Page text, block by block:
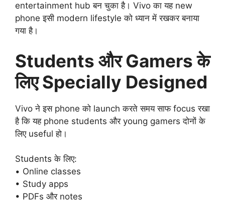
entertainment hub बन चुका है। Vivo का यह new
phone इसी modern lifestyle को ध्यान में रखकर बनाया
गया है।
Students और Gamers के
लिए Specially Designed
Vivo ने इस phone को launch करते समय साफ focus रखा
है कि यह phone students और young gamers दोनों के
लिए useful हो।
Students के लिए:
• Online classes
• Study apps
• PDFs और notes